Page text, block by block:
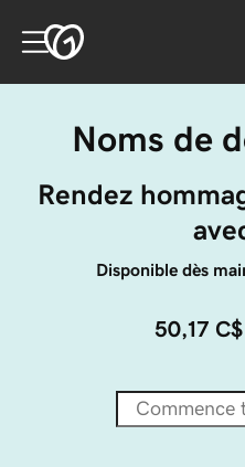
Noms de
Rendez
Disponible dès
50,17 C$